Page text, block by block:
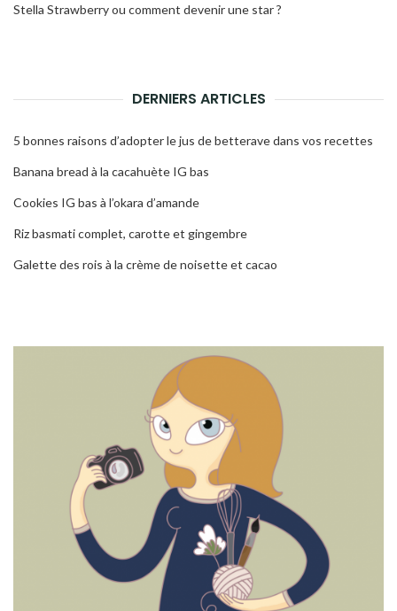
Stella Strawberry ou comment devenir une star ?
DERNIERS ARTICLES
5 bonnes raisons d’adopter le jus de betterave dans vos recettes
Banana bread à la cacahuète IG bas
Cookies IG bas à l’okara d’amande
Riz basmati complet, carotte et gingembre
Galette des rois à la crème de noisette et cacao